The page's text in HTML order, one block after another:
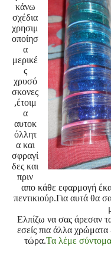
κάνω
σχέδια
χρησιμ
οποίησ
α
μερικέ
ς
χρυσό
σκονες
,έτοιμ
α
αυτοκ
όλλητ
α και
σφραγί
δες και
πριν
απο κάθε εφαρμογή
πεντικιούρ.Για αυτά θα
Ελπίζω να σας άρεσαν
εσείς πια άλλα χρώματα
τώρα.Τα λέμε